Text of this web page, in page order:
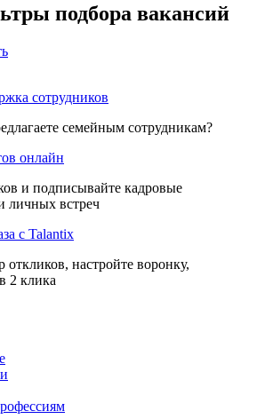
подбора вакансий
сотрудников
семейным сотрудникам?
онлайн
и подписывайте кадровые
личных встреч
с Talantix
откликов, настройте воронку,
2 клика